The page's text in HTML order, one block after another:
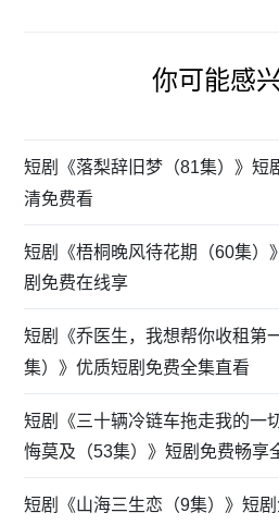
你可能感
短剧《落梨辞旧梦（81集）》短
清免费看
短剧《梧桐晚风待花期（60集）
剧免费在线享
短剧《乔医生，我想帮你收租第
集）》优质短剧免费全集直看
短剧《三十辆冷链车拖走我的一
悔莫及（53集）》短剧免费畅享
短剧《山海三生恋（9集）》短